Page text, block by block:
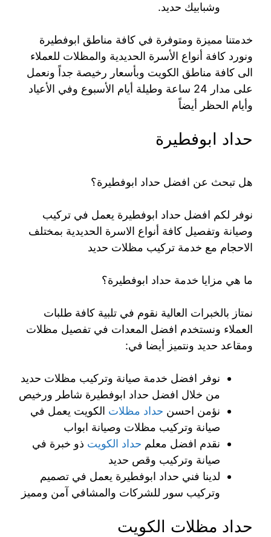
وشبابيك حديد.
خدمتنا مميزة ومتوفرة في كافة مناطق ابوفطيرة
ونورد كافة أنواع الأسرة الحديدية والمظلات للعملاء
الى كافة مناطق الكويت وبأسعار رخيصة جداً ونعمل
على مدار 24 ساعة وطيلة أيام الأسبوع وفي الأعياد
وأيام الحظر أيضاً
حداد ابوفطيرة
هل تبحث عن افضل حداد ابوفطيرة؟
نوفر لكم افضل حداد ابوفطيرة يعمل في تركيب
وصيانة وتفصيل كافة أنواع الاسرة الحديدية بمختلف
الاحجام مع خدمة تركيب مظلات حديد
ما هي مزايا خدمة حداد ابوفطيرة؟
نمتاز بالخبرات العالية نقوم في تلبية كافة طلبات
العملاء ونستخدم افضل المعدات في تفصيل مظلات
ومقاعد حديد ونتميز أيضا في:
نوفر افضل خدمة صيانة وتركيب مظلات حديد
من خلال افضل حداد ابوفطيرة شاطر ورخيص
نؤمن احسن حداد مظلات الكويت يعمل في
صيانة وتركيب مظلات وصيانة ابواب
نقدم افضل معلم حداد الكويت ذو خبرة في
صيانة وتركيب وقص حديد
لدينا فني حداد ابوفطيرة يعمل في تصميم
وتركيب سور للشركات والمشافي آمن ومميز
حداد مظلات الكويت